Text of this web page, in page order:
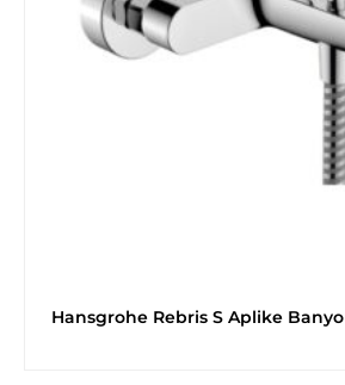
Hansgrohe Rebris S Aplike